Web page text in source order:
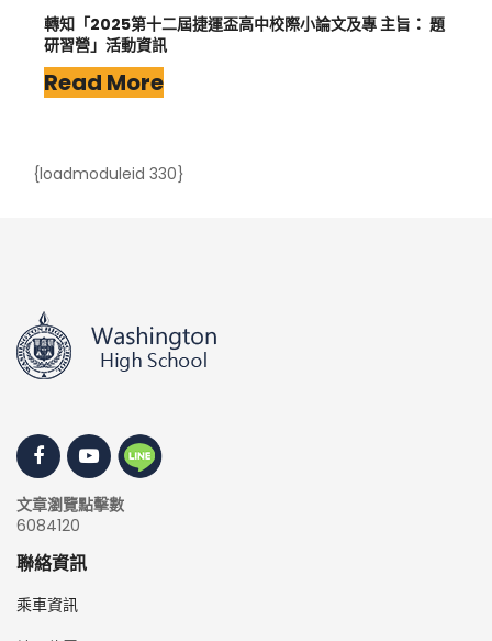
轉知「2025第十二屆捷運盃高中校際小論文及專 主旨： 題
研習營」活動資訊
Read More
{loadmoduleid 330}
文章瀏覽點擊數
6084120
聯絡資訊
乘車資訊